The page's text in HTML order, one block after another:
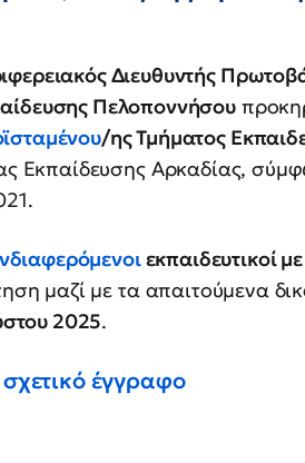
Διευθυντής
Πελοποννήσου
/ης Τμήματος
Εκπαίδευσης Αρκαδίας,
εκπαιδευτικοί
μαζί με τα απαιτούμενα
2025.
έγγραφο